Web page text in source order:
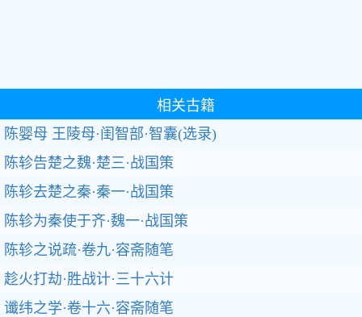
相关古籍
陈婴母 王陵母·闺智部·智囊(选录)
陈轸告楚之魏·楚三·战国策
陈轸去楚之秦·秦一·战国策
陈轸为秦使于齐·魏一·战国策
陈轸之说疏·卷九·容斋随笔
趁火打劫·胜战计·三十六计
谶纬之学·卷十六·容斋随笔